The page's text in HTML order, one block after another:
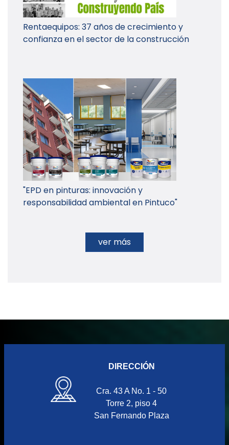
Rentaequipos: 37 años de crecimiento y
confianza en el sector de la construcción
"EPD en pinturas: innovación y
responsabilidad ambiental en Pintuco"
ver más
DIRECCIÓN
Cra. 43 A No. 1 - 50
Torre 2, piso 4
San Fernando Plaza